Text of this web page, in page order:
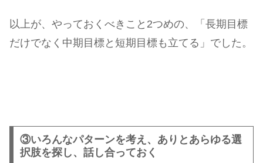
以上が、やっておくべきこと2つめの、「長期目標
だけでなく中期目標と短期目標も立てる」でした。
③いろんなパターンを考え、ありとあらゆる選
択肢を探し、話し合っておく